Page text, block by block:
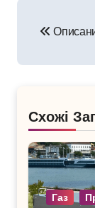
по
Схожі
Газ